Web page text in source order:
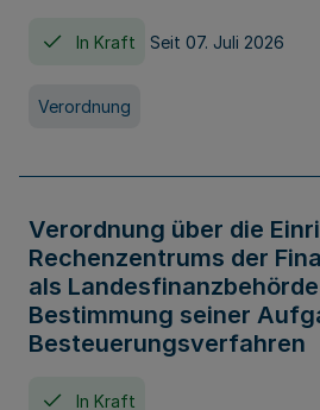
In Kraft Seit 07. Juli 2026
Verordnung
Verordnung über die
Rechenzentrums der
als
Bestimmung seiner
Besteuerungsverfahren
In Kraft